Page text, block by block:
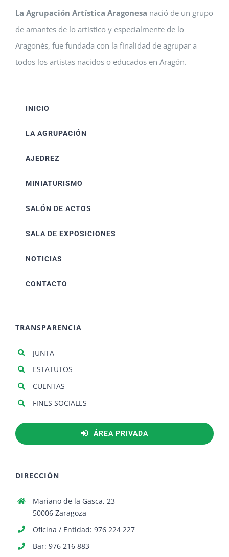
La Agrupación Artística Aragonesa nació de un grupo
de amantes de lo artístico y especialmente de lo
Aragonés, fue fundada con la finalidad de agrupar a
todos los artistas nacidos o educados en Aragón.
INICIO
LA AGRUPACIÓN
AJEDREZ
MINIATURISMO
SALÓN DE ACTOS
SALA DE EXPOSICIONES
NOTICIAS
CONTACTO
TRANSPARENCIA
JUNTA
ESTATUTOS
CUENTAS
FINES SOCIALES
ÁREA PRIVADA
DIRECCIÓN
Mariano de la Gasca, 23
50006 Zaragoza
Oficina / Entidad: 976 224 227
Bar: 976 216 883